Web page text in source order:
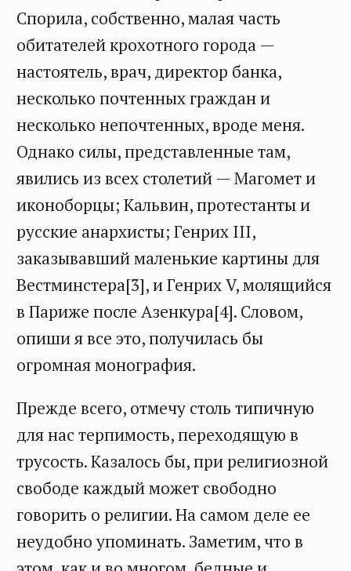
Спорила, собственно, малая часть
обитателей крохотного города —
настоятель, врач, директор банка,
несколько почтенных граждан и
несколько непочтенных, вроде меня.
Однако силы, представленные там,
явились из всех столетий — Магомет и
иконоборцы; Кальвин, протестанты и
русские анархисты; Генрих III,
заказывавший маленькие картины для
Вестминстера[3], и Генрих V, молящийся
в Париже после Азенкура[4]. Словом,
опиши я все это, получилась бы
огромная монография.
Прежде всего, отмечу столь типичную
для нас терпимость, переходящую в
трусость. Казалось бы, при религиозной
свободе каждый может свободно
говорить о религии. На самом деле ее
неудобно упоминать. Заметим, что в